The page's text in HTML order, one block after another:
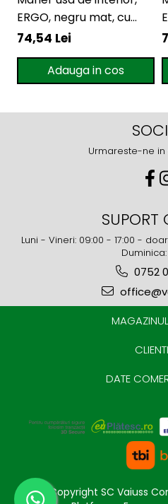
ERGO, negru mat, cu
rozeta cheie
74,54 Lei
Adauga in cos
Urmareste-ne
SUPORT
Luni - Vineri: 09:00 - 17:00 -
0752
CLIENTI
DATE
©Copyright SC Vaiuss